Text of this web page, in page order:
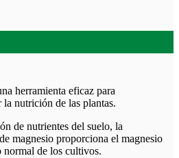
herramienta eficaz para
nutrición de las plantas.
de nutrientes del suelo, la
magnesio proporciona el magnesio
normal de los cultivos.